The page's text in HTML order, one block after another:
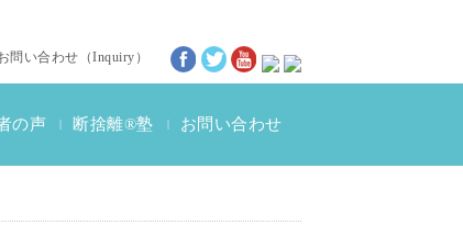
問い合わせ （Inquiry ）
の声
離®体験談
インタビュー
| 断捨離®塾 | お問い合わせ